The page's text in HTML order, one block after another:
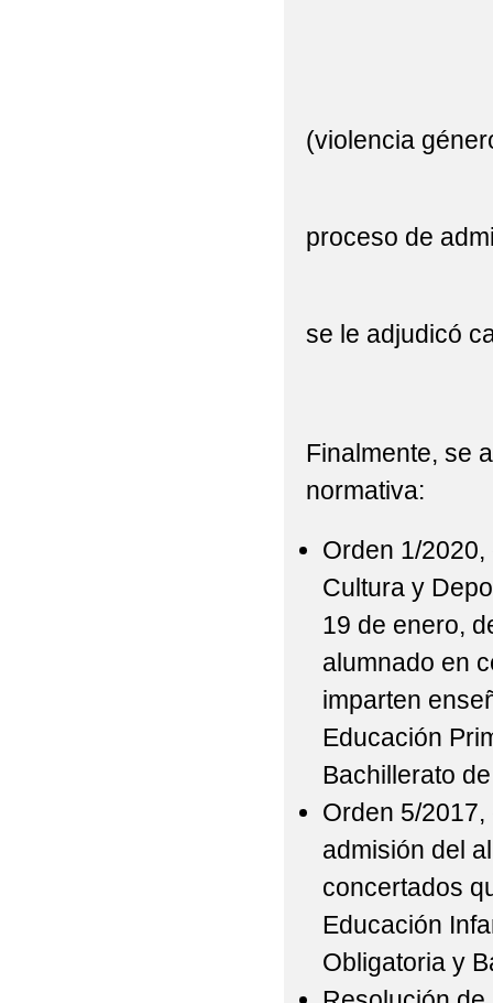
(violencia
proceso de
se le adjudicó
Finalmente, se
normativa:
Orden 1/
Cultura y
19 de enero,
alumnado en
imparten
Educación
Bachillerato
Orden 5/
admisión del
concertados
Educación
Obligatoria y